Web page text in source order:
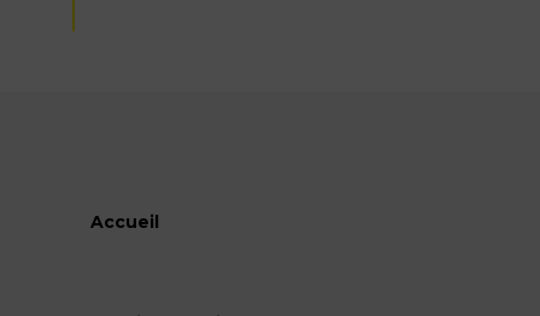
Accueil